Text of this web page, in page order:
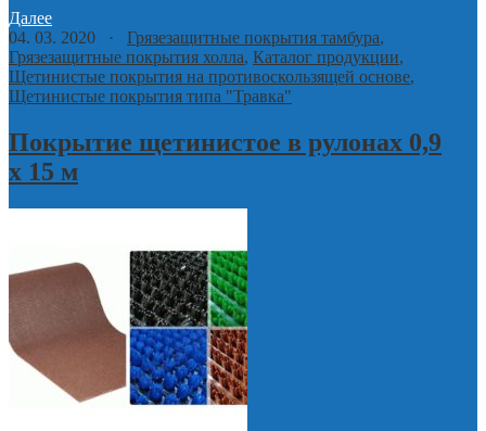
Далее
04. 03. 2020 · Грязезащитные покрытия тамбура,
Грязезащитные покрытия холла, Каталог продукции,
Щетинистые покрытия на противоскользящей основе,
Щетинистые покрытия типа "Травка"
Покрытие щетинистое в рулонах 0,9
х 15 м